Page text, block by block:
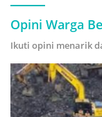
Opini Warga
Ikuti opini menarik